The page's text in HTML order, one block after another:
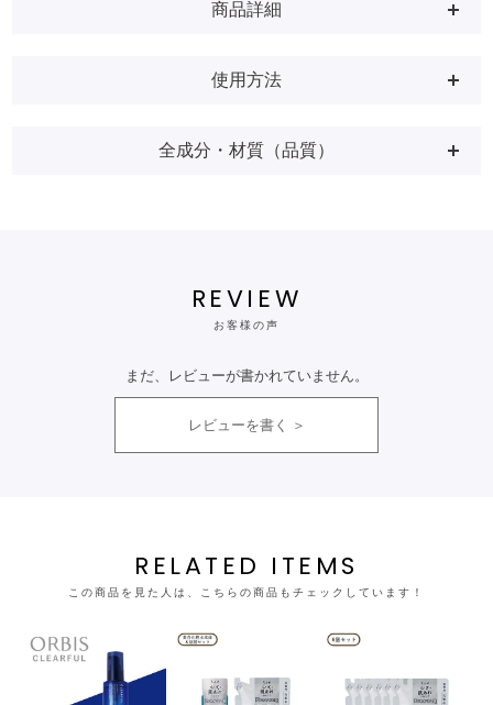
商品詳細
使用方法
全成分・材質（品質）
REVIEW
お客様の声
まだ、レビューが書かれていません。
レビューを書く
RELATED ITEMS
この商品を見た人は、こちらの商品もチェックしています！